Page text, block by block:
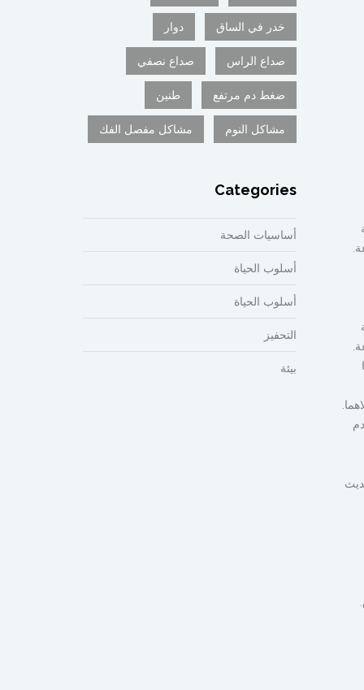
خدر في الساق دوار
صداع الراس صداع نصفي
ضغط دم مرتفع طنين
مشاكل النوم مشاكل مفصل الفك
Categories
أساسيات الصحة
أسلوب الحياة
أسلوب الحياة
التحفيز
بيئة